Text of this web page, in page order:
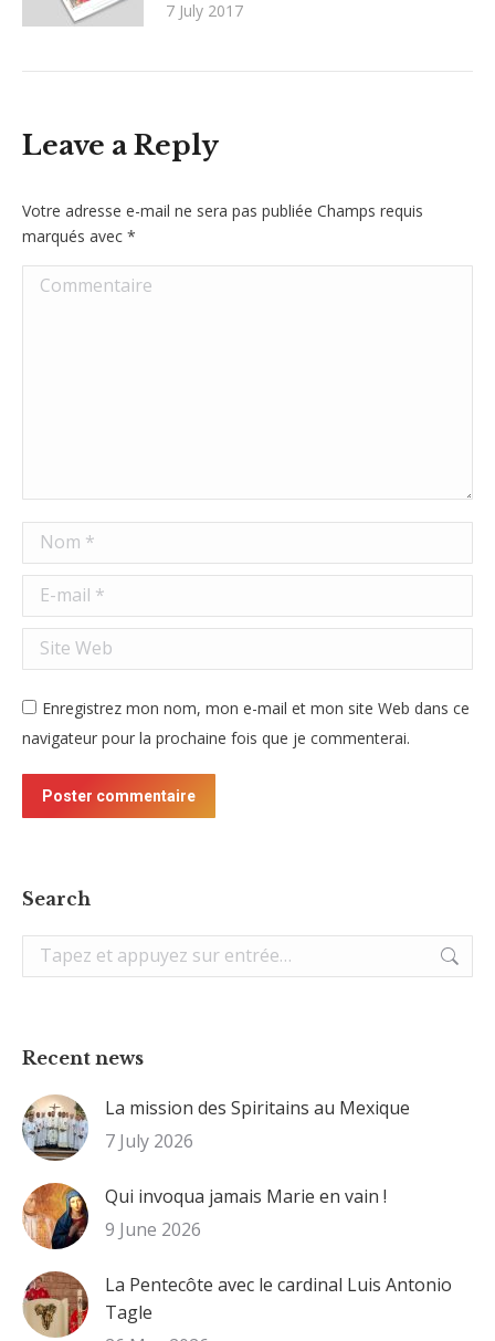
7 July 2017
Leave a Reply
Votre adresse e-mail ne sera pas publiée Champs requis
marqués avec *
Commentaire
Nom *
E-mail *
Site Web
Enregistrez mon nom, mon e-mail et mon site Web dans ce
navigateur pour la prochaine fois que je commenterai.
Poster commentaire
Search
Recherche
:
Recent news
La mission des Spiritains au Mexique
7 July 2026
Qui invoqua jamais Marie en vain !
9 June 2026
La Pentecôte avec le cardinal Luis Antonio
Tagle